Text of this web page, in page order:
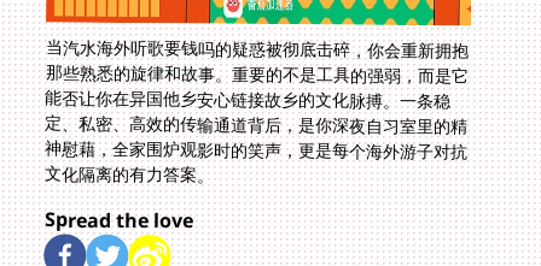
当汽水海外听歌要钱吗的疑惑被彻底击碎，你会重新拥抱
那些熟悉的旋律和故事。重要的不是工具的强弱，而是它
能否让你在异国他乡安心链接故乡的文化脉搏。一条稳
定、私密、高效的传输通道背后，是你深夜自习室里的精
神慰藉，全家围炉观影时的笑声，更是每个海外游子对抗
文化隔离的有力答案。
Spread the love